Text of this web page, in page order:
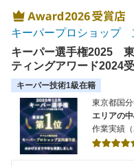
キーパープロショップ
キーパー選手権2025
ティングアワード2024
【東京都 第1位】東京で
る店舗です。お客様の
ます！
キーパー技術1級在籍
東京都国
エリアの
作業実績（